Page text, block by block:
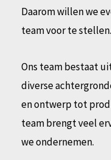
Daarom willen we
team voor te stellen.
Ons team bestaat
diverse
en ontwerp tot
team brengt veel
we ondernemen.